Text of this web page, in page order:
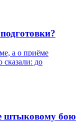
а о приёме
до
штыковому бою